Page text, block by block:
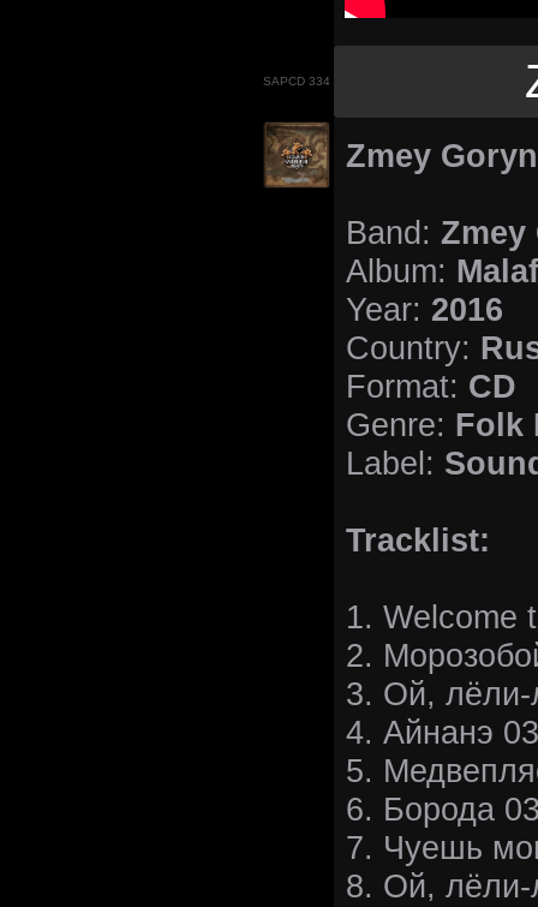
SAPCD 334
Zmey
Band: Zmey
Album:
Year: 2016
Country:
Format: CD
Genre: Folk
Label:
Tracklist:
1. Welcome
2.
3. Ой,
4. Айнанэ
5.
6. Борода
7. Чуешь
8. Ой, лёли-